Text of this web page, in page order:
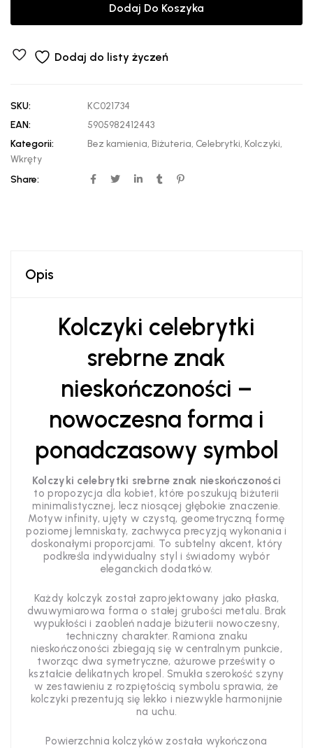
Dodaj Do Koszyka
Dodaj do listy życzeń
SKU:
KC021734
EAN:
5905982412443
Kategorii:
Bez kamienia, Biżuteria, Celebrytki, Kolczyki,
Wkręty
Share:
Opis
Kolczyki celebrytki
srebrne znak
nieskończoności –
nowoczesna forma i
ponadczasowy symbol
Kolczyki celebrytki srebrne znak nieskończoności
to propozycja dla kobiet, które poszukują biżuterii
minimalistycznej, lecz niosącej głębokie znaczenie.
Motyw infinity, ujęty w czystą, geometryczną formę
poziomej lemniskaty, zachwyca precyzją wykonania i
doskonałymi proporcjami. To subtelny akcent, który
podkreśla indywidualny styl i świadomy wybór
eleganckich dodatków.
Każdy kolczyk został zaprojektowany jako płaska,
dwuwymiarowa forma o stałej grubości metalu. Brak
wypukłości i zaobleń nadaje biżuterii nowoczesny,
techniczny charakter. Ramiona znaku
nieskończoności zbiegają się w centralnym punkcie,
tworząc dwa symetryczne, ażurowe prześwity o
kształcie delikatnych kropel. Smukła szerokość szyny
w zestawieniu z rozpiętością symbolu sprawia, że
kolczyki prezentują się lekko i niezwykle harmonijnie
na uchu.
Powierzchnia kolczyków została wykończona